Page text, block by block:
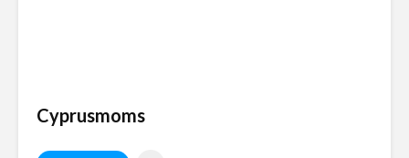
Cyprusmoms